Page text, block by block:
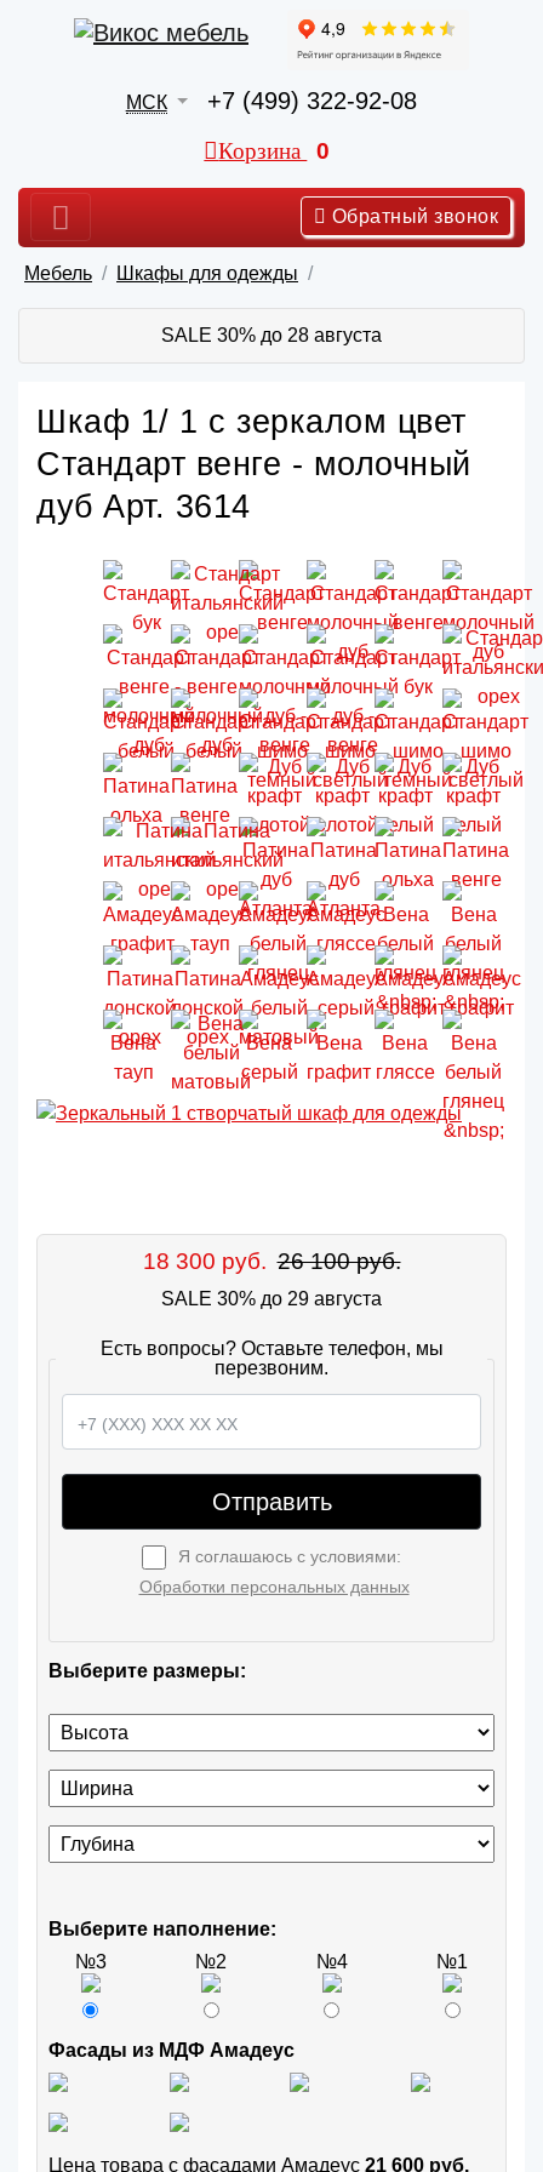
МСК +7 (499) 322-92-08
Корзина 0
Обратный звонок
Мебель Шкафы для одежды
SALE 30% до 28 августа
Шкаф 1/ 1 с зеркалом цвет
Стандарт венге - молочный
дуб Арт. 3614
18 300 руб. 26 100 руб.
SALE 30% до 29 августа
Есть вопросы? Оставьте телефон, мы
перезвоним.
Отправить
Я соглашаюсь с условиями:
Обработки персональных данных
Выберите размеры:
Выберите наполнение:
№3
№2 №4 №1
Фасады из МДФ Амадеус
Цена товара с фасадами Амадеус 21 600 руб.